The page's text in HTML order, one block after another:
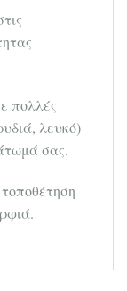
πολλές
λευκό)
σας.